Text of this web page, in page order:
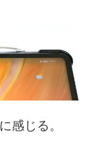
感じる。